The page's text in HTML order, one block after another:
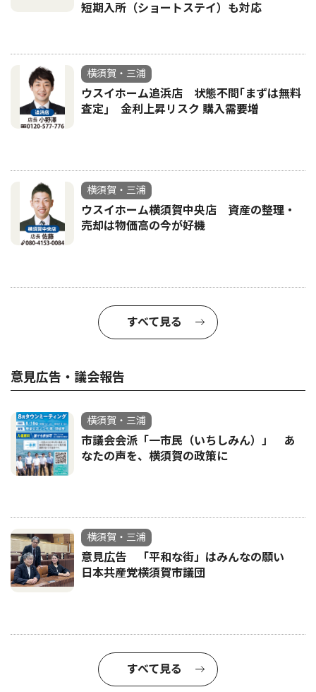
短期入所（ショートステイ）も対応
横須賀・三浦
ウスイホーム追浜店 状態不問｢まずは無料
査定｣ 金利上昇リスク 購入需要増
横須賀・三浦
ウスイホーム横須賀中央店 資産の整理・
売却は物価高の今が好機
すべて見る
意見広告・議会報告
横須賀・三浦
市議会会派「一市民（いちしみん）」 あ
なたの声を、横須賀の政策に
横須賀・三浦
意見広告 「平和な街」はみんなの願い
日本共産党横須賀市議団
すべて見る